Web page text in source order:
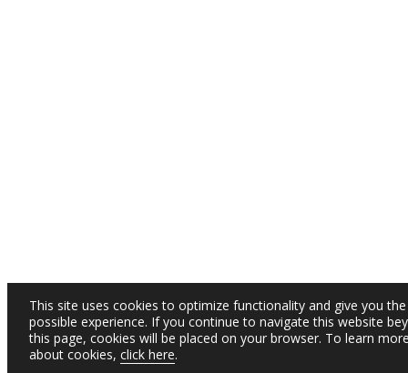
This site uses cookies to optimize functionality and give you
possible experience. If you continue to navigate this website
this page, cookies will be placed on your browser. To learn
about cookies, click here.